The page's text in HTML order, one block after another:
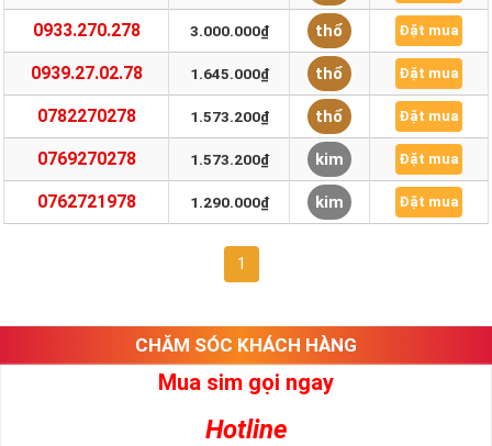
0933.270.278 3.000.000₫ thổ Đặt mua
0939.27.02.78 1.645.000₫ thổ Đặt mua
0782270278 1.573.200₫ thổ Đặt mua
0769270278 1.573.200₫ kim Đặt mua
0762721978 1.290.000₫ kim Đặt mua
1
CHĂM SÓC KHÁCH HÀNG
Mua sim gọi ngay
Hotline